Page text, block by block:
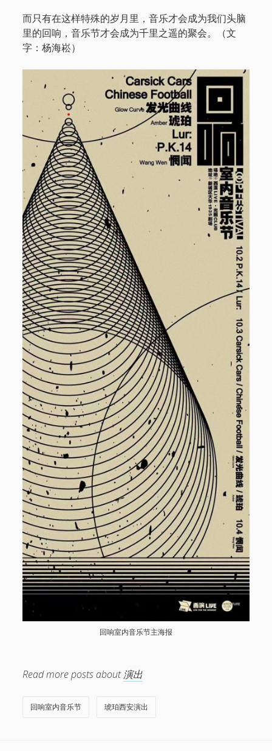
器
3.「03 鹭屿(demo)」— AMBER
8:02
4.04 湖
8:38
5. 鸟线
而只有在这样特殊的岁月里，音乐才会成为我们头脑
里的回响，音乐节才会成为千里之遥的聚会。（文
字：杨海崧）
回响室内音乐节主海报
Read more posts about 演出
回响室内音乐节 琥珀西安演出